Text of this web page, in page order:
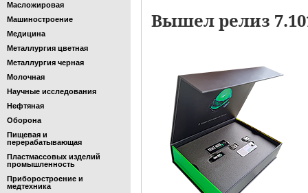
Масложировая
Машиностроение
Медицина
Металлургия цветная
Металлургия черная
Молочная
Научные исследования
Нефтяная
Оборона
Пищевая и
перерабатывающая
Пластмассовых изделий
промышленность
Приборостроение и
медтехника
Вышел релиз